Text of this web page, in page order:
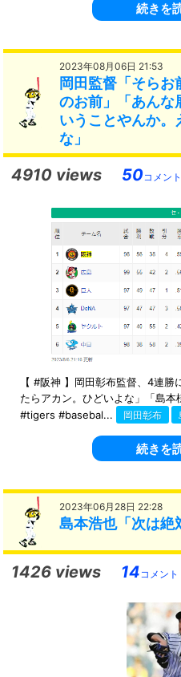
続きを
2023年08月06日 21:53
岡田監督「そら
のお前」「あんな
いうことやんか。
な」
4910 views 50コメント
【 #阪神 】岡田彰布監督、4連
たらアカン。ひどいよな」「島
#tigers #basebal...
岡田彰布
続きを
2023年06月28日 22:28
島本浩也「次は絶
1426 views 14 コメント